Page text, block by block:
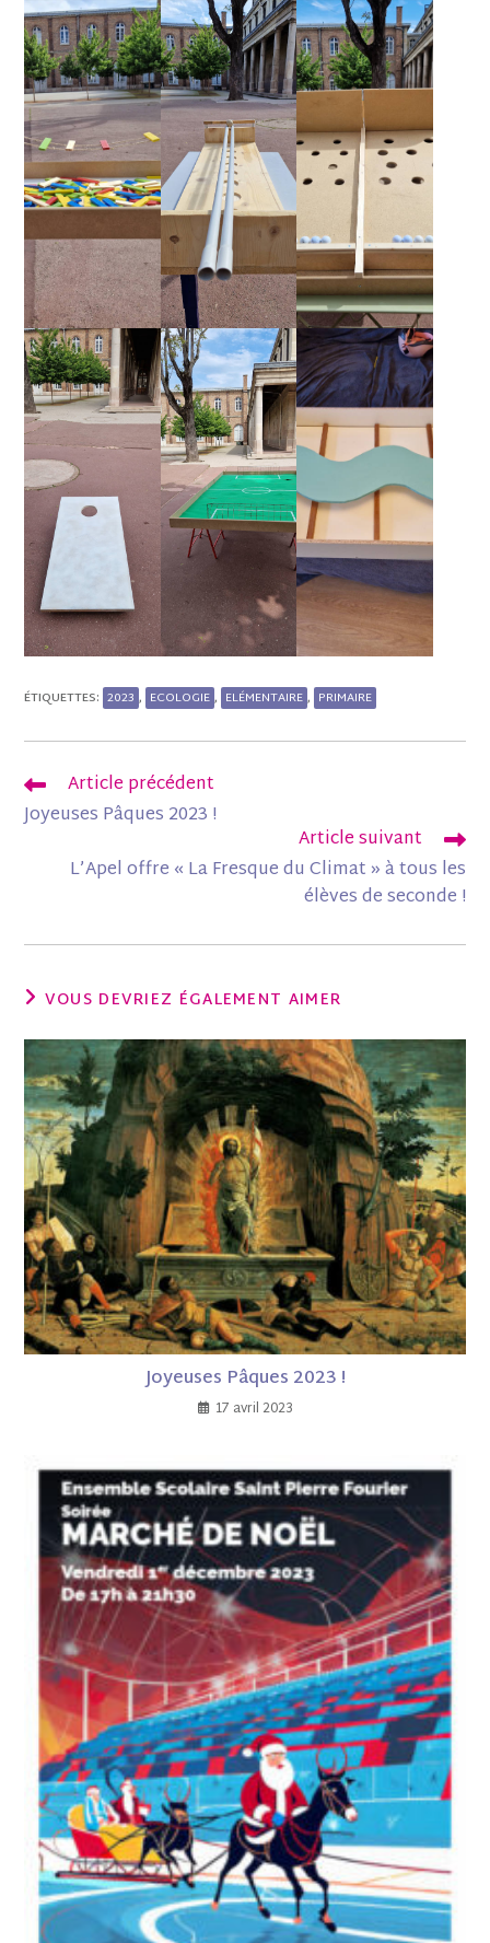
ÉTIQUETTES: 2023 , ECOLOGIE , ELÉMENTAIRE , PRIMAIRE
Article précédent
Joyeuses Pâques 2023 !
Article suivant
L’Apel offre « La Fresque du Climat » à tous les
élèves de seconde !
VOUS DEVRIEZ ÉGALEMENT AIMER
Joyeuses Pâques 2023 !
17 avril 2023